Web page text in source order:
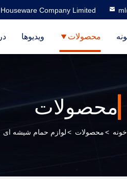
Company Limited
محصولات ویدیوها
محصولات
خونه >محصولات >لوازم حمام شیشه ای